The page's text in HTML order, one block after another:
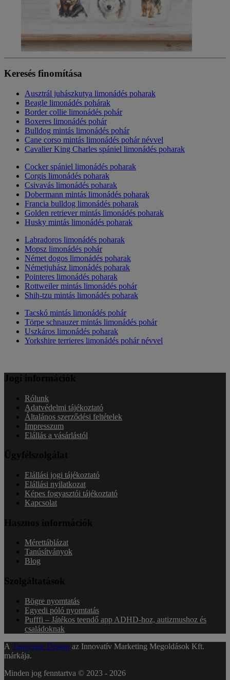
Keresés finomítása
Ausztrál juhászkutya limonádés poharak
Beagle limonádés pohárak
Border collie limonádés pohár
Boxeres limonádés pohár
Bulldog mintás limonádés pohár
Cane corso mintás limonádés pohár névvel
Cavalier King Charles spániel limonádés poharak
Cocker spániel limonádés poharak
Corgis limonádés poharak
Csivavás limonádés poharak
Dobermann mintás limonádés poharak
Francia bulldog limonádés poharak
Golden retriever mintás limonádés poharak
Husky mintás limonádés poharak
Labradoros limonádés poharak
Mopsz limonádés pohár
Német dogos limonádés poharak
Németjuhász limonádés poharak
Pointeres limonádés poharak
Rottweiler mintás limonádés pohár
Shih-tzu mintás limonádés poharak
Tacskó mintás limonádés pohár
Törpe schnauzer mintás limonádés pohár
Uszkáros limonádés poharak
Yorkshire terrieres limonádés pohár névvel
Jogi információk
Rólunk
Adatvédelmi tájékoztató
Általános szerződési feltételek
Impresszum
Elállás a vásárlástól
Ügyfélszolgálat
Elállási jogi tájékoztató
Elállási nyilatkozat
Képes fogyasztói tájékoztató
Kapcsolat
Hasznos információk
Mérettáblázat
Tanúsítványok
Blog
Szolgáltatások
Bögre nyomtatás
Egyedi póló nyomtatás
Pufffi – Játékos teendő app ADHD-hoz, autizmushoz és
családoknak
A Tangerine Design az Innovatív Marketing Megoldások Kft.
márkája.
Minden jog fenntartva © 2023 - 2026